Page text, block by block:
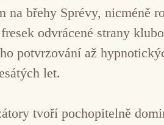
na břehy Sprévy, nicméně
odvrácené strany
potvrzování až
let.
tvoří pochopitelně